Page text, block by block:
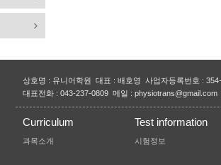
상호명 : 유니어학원 대표 : 배호영 사업자등록번호 :
대표전화 : 043-237-0809 메일 : physiotrans@gmail.com
Curriculum
과목소개
Test information
시험정보